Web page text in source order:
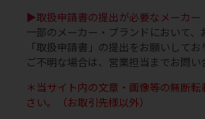
▶取扱申請書の提出が必要なメーカー
一部のメーカー・ブランドにおいて
「取扱申請書」の提出をお願いしてお
ご不明な場合は、営業担当までお問い
＊当サイト内の文章・画像等の無断
さい。（お取引先様以外）